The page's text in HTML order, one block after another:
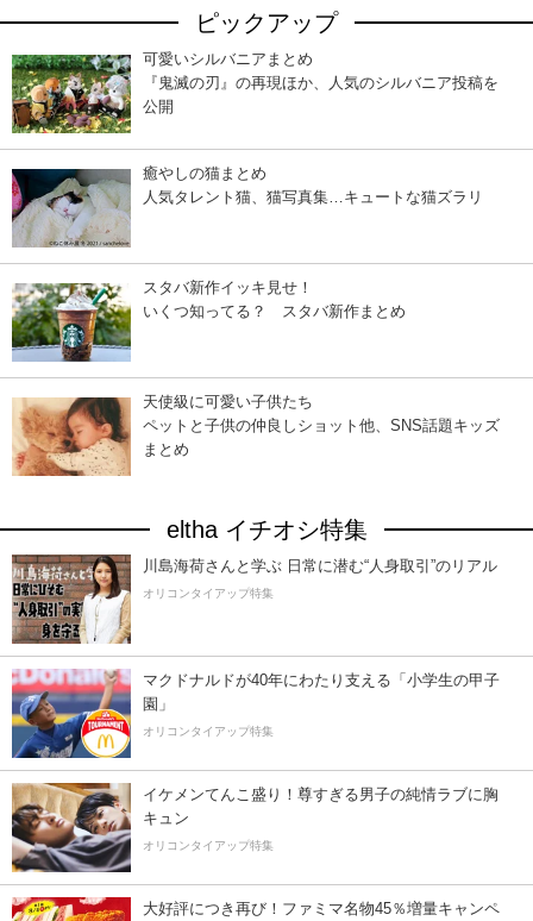
ピックアップ
可愛いシルバニアまとめ
『鬼滅の刃』の再現ほか、人気のシルバニア投稿を
公開
癒やしの猫まとめ
人気タレント猫、猫写真集…キュートな猫ズラリ
スタバ新作イッキ見せ！
いくつ知ってる？ スタバ新作まとめ
天使級に可愛い子供たち
ペットと子供の仲良しショット他、SNS話題キッズ
まとめ
eltha イチオシ特集
川島海荷さんと学ぶ 日常に潜む“人身取引”のリアル
オリコンタイアップ特集
マクドナルドが40年にわたり支える「小学生の甲子
園」
オリコンタイアップ特集
イケメンてんこ盛り！尊すぎる男子の純情ラブに胸
キュン
オリコンタイアップ特集
大好評につき再び！ファミマ名物45％増量キャンペ